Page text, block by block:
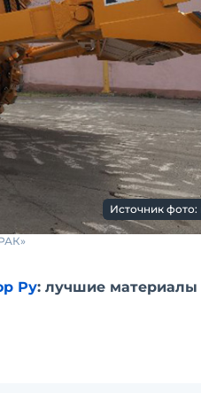
Источник
Ру: лучшие материалы